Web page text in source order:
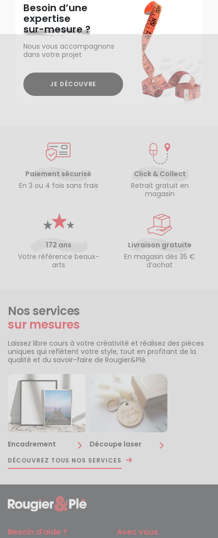
Besoin d’une
expertise
sur-mesure ?
Nous vous accompagnons
dans votre projet
JE DÉCOUVRE
Paiement sécurisé
En 3 ou 4 fois sans frais
Click & Collect
Retrait gratuit en
magasin
172 ans
Votre référence beaux-
arts
Livraison gratuite
En magasin dès 35 €
d’achat
Nos services
sur mesures
Laissez libre cours à votre créativité et réalisez des pièces
uniques qui reflètent votre style, tout en profitant de la
qualité et du savoir-faire de Rougier&Plé.
Encadrement Découpe laser
DÉCOUVREZ TOUS NOS SERVICES
Besoin d’aide ? Avec vous